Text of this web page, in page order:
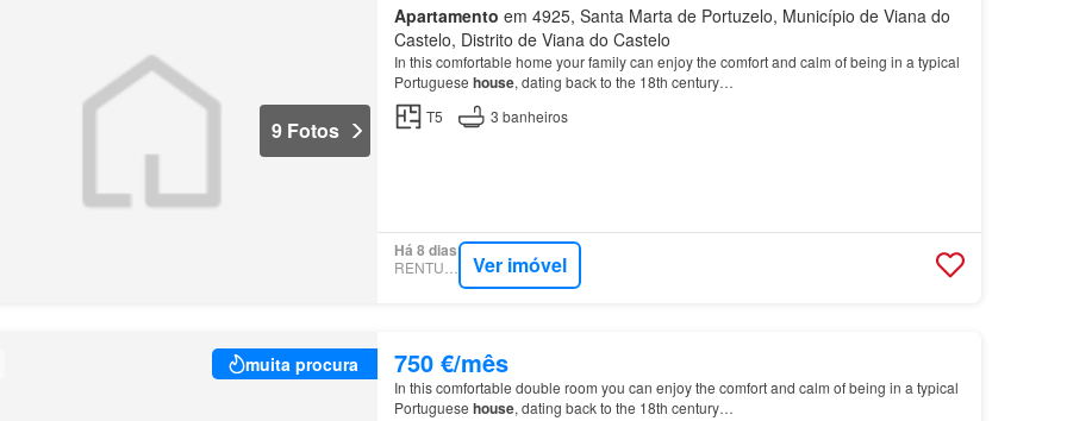
9 Fotos
Apartamento em 4925, Santa Marta de Portuzelo, Município de Viana do
Castelo, Distrito de Viana do Castelo
In this comfortable home your family can enjoy the comfort and calm of being in a typical
Portuguese house, dating back to the 18th century…
T5
3 banheiros
Há 8 dias
Ver imóvel
muita procura 750 €/mês
In this comfortable double room you can enjoy the comfort and calm of being in a typical
Portuguese house, dating back to the 18th century…